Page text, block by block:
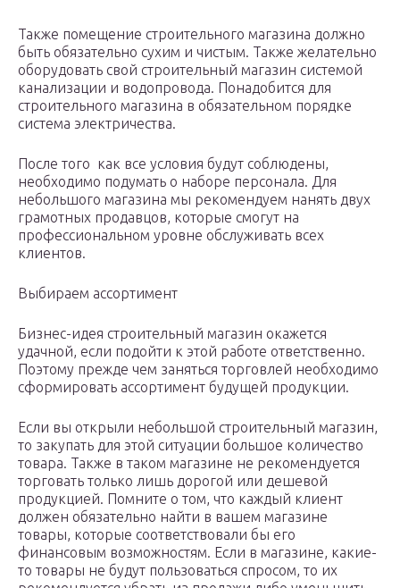
Также помещение строительного магазина должно
быть обязательно сухим и чистым. Также желательно
оборудовать свой строительный магазин системой
канализации и водопровода. Понадобится для
строительного магазина в обязательном порядке
система электричества.
После того как все условия будут соблюдены,
необходимо подумать о наборе персонала. Для
небольшого магазина мы рекомендуем нанять двух
грамотных продавцов, которые смогут на
профессиональном уровне обслуживать всех
клиентов.
Выбираем ассортимент
Бизнес-идея строительный магазин окажется
удачной, если подойти к этой работе ответственно.
Поэтому прежде чем заняться торговлей необходимо
сформировать ассортимент будущей продукции.
Если вы открыли небольшой строительный магазин,
то закупать для этой ситуации большое количество
товара. Также в таком магазине не рекомендуется
торговать только лишь дорогой или дешевой
продукцией. Помните о том, что каждый клиент
должен обязательно найти в вашем магазине
товары, которые соответствовали бы его
финансовым возможностям. Если в магазине, какие-
то товары не будут пользоваться спросом, то их